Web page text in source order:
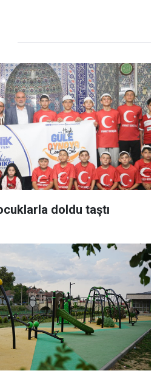
doldu taştı